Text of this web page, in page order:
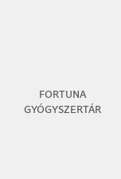
FORTUNA
GYÓGYSZERTÁR